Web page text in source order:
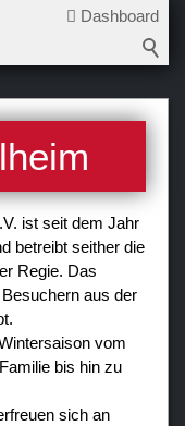
Dashboard
ist seit dem Jahr
betreibt seither die
Regie. Das
aus der
vom
bis hin zu
sich an